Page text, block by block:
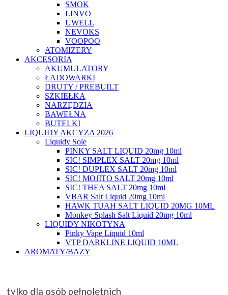
SMOK
LINVO
UWELL
NEVOKS
VOOPOO
ATOMIZERY
AKCESORIA
AKUMULATORY
ŁADOWARKI
DRUTY / PREBUILT
SZKIEŁKA
NARZĘDZIA
BAWEŁNA
BUTELKI
LIQUIDY AKCYZA 2026
Liquidy Sole
PINKY SALT LIQUID 20mg 10ml
SIC! SIMPLEX SALT 20mg 10ml
SIC! DUPLEX SALT 20mg 10ml
SIC! MOJITO SALT 20mg 10ml
SIC! THEA SALT 20mg 10ml
VBAR Salt Liquid 20mg 10ml
HAWK TUAH SALT LIQUID 20MG 10ML
Monkey Splash Salt Liquid 20mg 10ml
LIQUIDY NIKOTYNA
Pinky Vape Liquid 10ml
VTP DARKLINE LIQUID 10ML
AROMATY/BAZY
tylko dla osób pełnoletnich